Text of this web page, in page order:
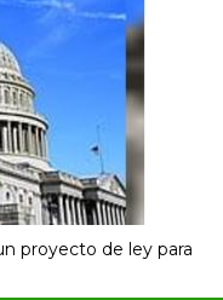
proyecto de ley para